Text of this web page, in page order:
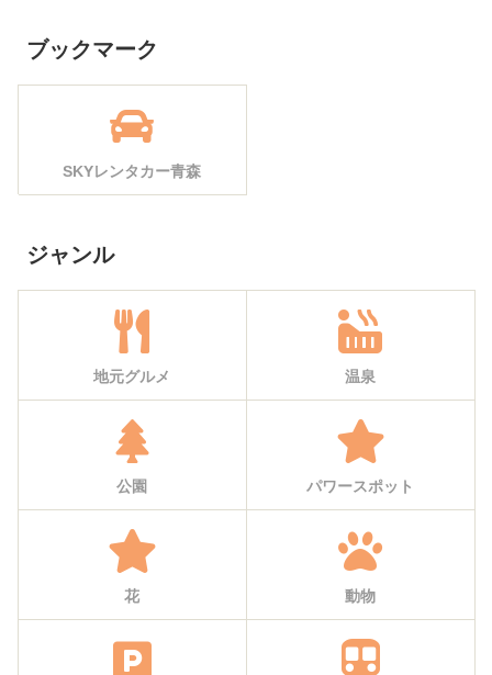
ブックマーク
SKYレンタカー青森
ジャンル
地元グルメ 温泉
公園 パワースポット
花 動物